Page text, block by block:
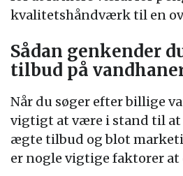
kvalitetshåndværk til en
Sådan genkender
tilbud på
Når du søger efter billige
vigtigt at være i stand til at
ægte tilbud og blot
er nogle vigtige faktorer at